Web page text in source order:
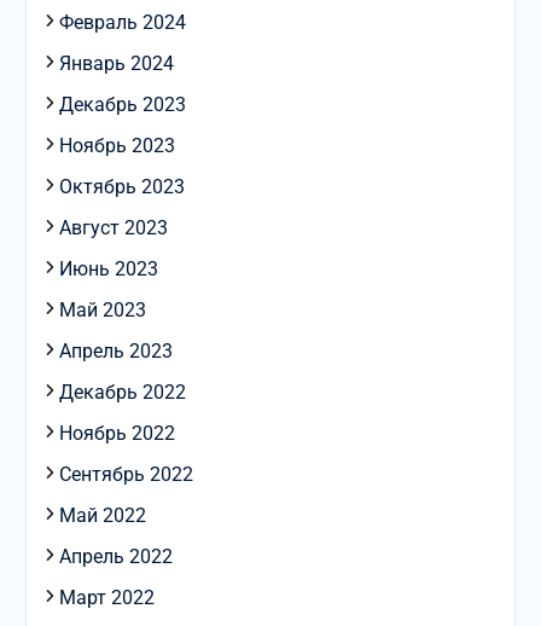
Февраль 2024
Январь 2024
Декабрь 2023
Ноябрь 2023
Октябрь 2023
Август 2023
Июнь 2023
Май 2023
Апрель 2023
Декабрь 2022
Ноябрь 2022
Сентябрь 2022
Май 2022
Апрель 2022
Март 2022